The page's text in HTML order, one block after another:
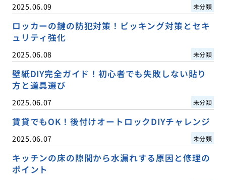
2025.06.09 未分類
ロッカーの鍵の防犯対策！ピッキング対策とセキ
ュリティ強化
2025.06.08 未分類
壁紙DIY完全ガイド！初心者でも失敗しない貼り
方と道具選び
2025.06.07 未分類
賃貸でもOK！後付けオートロックDIYチャレンジ
2025.06.07 未分類
キッチンの床の隙間から水漏れする原因と修理の
ポイント